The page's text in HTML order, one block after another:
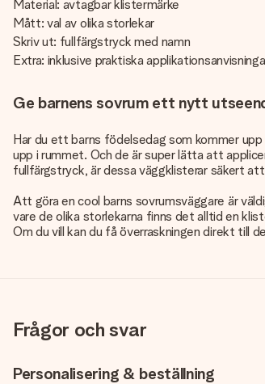
Material: avtagbar klistermärke
Mått: val av olika storlekar
Skriv ut: fullfärgstryck med namn
Extra: inklusive praktiska
Ge barnens sovrum ett nytt
Har du ett barns födelsedag som kommer
upp i rummet. Och de är super lätta att
fullfärgstryck, är dessa väggklisterar säkert
Att göra en cool barns sovrumsväggare är
vare de olika storlekarna finns det alltid en
Om du vill kan du få överraskningen direkt till
Frågor och svar
Personalisering & beställning